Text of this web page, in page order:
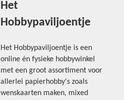
Het
Hobbypaviljoentje
Het Hobbypaviljoentje is een
online én fysieke hobbywinkel
met een groot assortiment voor
allerlei papierhobby's zoals
wenskaarten maken, mixed